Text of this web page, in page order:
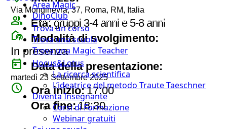
Area Magic
DinoClub
Trova un corso
Trova una scuola
Trova una Magic Teacher
Hocus&Lotus
La ricerca scientifica
L’ideatrice del metodo Traute Taeschner
Diventa Insegnante
Corsi di Formazione
Webinar gratuiti
Via Monginevra, 37, Roma, RM, Italia
group Età:gruppi 3-4 anni e 5-8 anni
broadcast_on_personal
Modalità di svolgimento:
In presenza
today Data della presentazione:
martedì 23 Settembre 2025
watch_later Ora inizio:17:00
Ora fine:18:30